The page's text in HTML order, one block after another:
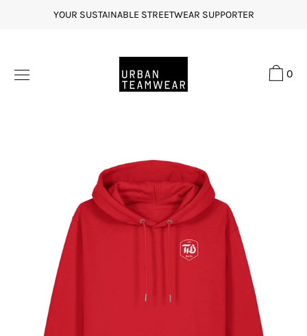
YOUR SUSTAINABLE STREETWEAR SUPPORTER
0